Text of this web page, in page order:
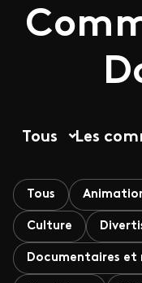
Tous Les
Tous
Culture
Documentaires et